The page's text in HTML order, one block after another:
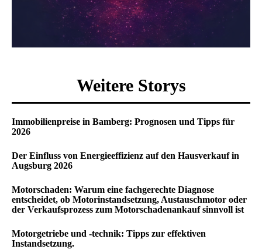
Weitere Storys
Immobilienpreise in Bamberg: Prognosen und Tipps für
2026
Der Einfluss von Energieeffizienz auf den Hausverkauf in
Augsburg 2026
Motorschaden: Warum eine fachgerechte Diagnose
entscheidet, ob Motorinstandsetzung, Austauschmotor oder
der Verkaufsprozess zum Motorschadenankauf sinnvoll ist
Motorgetriebe und -technik: Tipps zur effektiven
Instandsetzung.